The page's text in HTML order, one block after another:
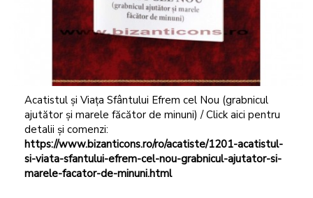
Acatistul și Viața Sfântului Efrem cel Nou (grabnicul
ajutător și marele făcător de minuni) / Click aici pentru
detalii și comenzi:
https://www.bizanticons.ro/ro/acatiste/1201-acatistul-
si-viata-sfantului-efrem-cel-nou-grabnicul-ajutator-si-
marele-facator-de-minuni.html